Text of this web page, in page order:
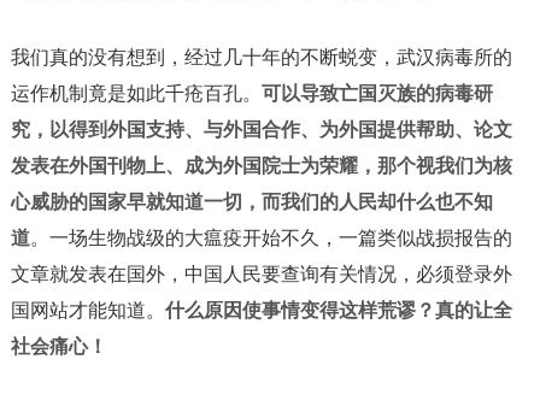
我们真的没有想到，经过几十年的不断蜕变，武汉病毒所的
运作机制竟是如此千疮百孔。
可以导致亡国灭族的病毒研
究，以得到外国支持、与外国合作、为外国提供帮助、论文
发表在外国刊物上、成为外国院士为荣耀，那个视我们为核
心威胁的国家早就知道一切，而我们的人民却什么也不知
道。一场生物战级的大瘟疫开始不久，一篇类似战损报告的
文章就发表在国外，中国人民要查询有关情况，必须登录外
国网站才能知道。 什么原因使事情变得这样荒谬？真的让全
社会痛心！